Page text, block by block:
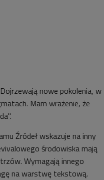
nowe pokolenia, w
Mam wrażenie, że
Źródeł wskazuje na inny
środowiska mają
Wymagają innego
na warstwę tekstową.